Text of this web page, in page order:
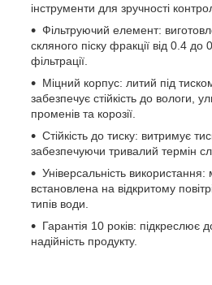
інструменти для зручності
Фільтруючий елемент:
скляного піску фракції від 0.4
фільтрації.
Міцний корпус: литий під
забезпечує стійкість до вологи,
променів та корозії.
Стійкість до тиску: витримує
забезпечуючи тривалий термін
Універсальність
встановлена на відкритому
типів води.
Гарантія 10 років: підкреслює
надійність продукту.